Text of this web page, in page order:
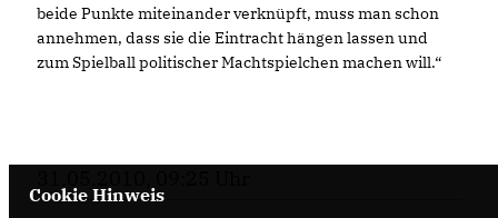
beide Punkte miteinander verknüpft, muss man schon
annehmen, dass sie die Eintracht hängen lassen und
zum Spielball politischer Machtspielchen machen will.“
Cookie Hinweis